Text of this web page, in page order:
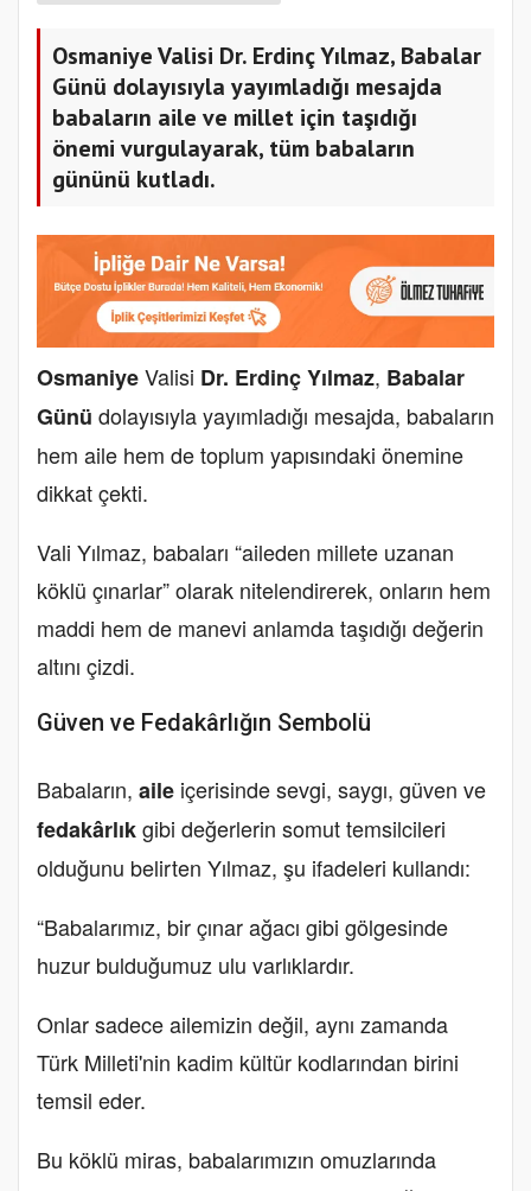
Osmaniye Valisi Dr. Erdinç Yılmaz, Babalar
Günü dolayısıyla yayımladığı mesajda
babaların aile ve millet için taşıdığı
önemi vurgulayarak, tüm babaların
gününü kutladı.
OsmaniyeValisi Dr. Erdinç Yılmaz, Babalar
Günü dolayısıyla yayımladığı mesajda, babaların
hem aile hem de toplum yapısındaki önemine
dikkat çekti.
Vali Yılmaz, babaları “aileden millete uzanan
köklü çınarlar” olarak nitelendirerek, onların hem
maddi hem de manevi anlamda taşıdığı değerin
altını çizdi.
Güven ve Fedakârlığın Sembolü
Babaların, aile içerisinde sevgi, saygı, güven ve
fedakârlıkgibi değerlerin somut temsilcileri
olduğunu belirten Yılmaz, şu ifadeleri kullandı:
“Babalarımız, bir çınar ağacı gibi gölgesinde
huzur bulduğumuz ulu varlıklardır.
Onlar sadece ailemizin değil, aynı zamanda
Türk Milleti'nin kadim kültür kodlarından birini
temsil eder.
Bu köklü miras, babalarımızın omuzlarında